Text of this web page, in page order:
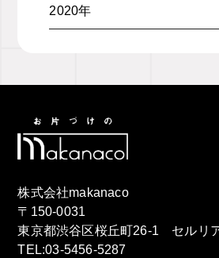
2020年
株式会社makanaco
〒150-0031
東京都渋谷区桜丘町26-1 セルリ
TEL:03-5456-5287